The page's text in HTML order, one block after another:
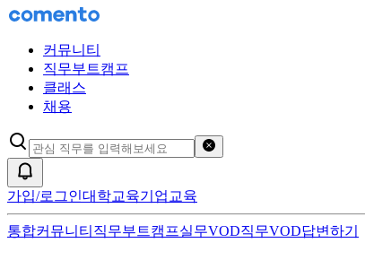
커뮤니티
직무부트캠프
클래스
채용
가입/로그인대학교육기업교육
통합커뮤니티 직무부트캠프실무VOD직무VOD답변하기